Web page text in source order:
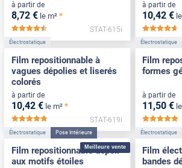
à partir de
8,72 € le m² *
*****
STAT-615i
à partir de
10,42 €
Électrostatique
Film repositionnable à
vagues dépolies et liserés
colorés
à partir de
10,42 € le m² *
*****
STAT-619i
Électrostatique
Film
formes
à partir de
11 ,50 €
Meilleure vente
Électrostatique Pose Intérieure
Film repositionnable dépoli
aux motifs étoiles
Électrostatique
Film
bandes